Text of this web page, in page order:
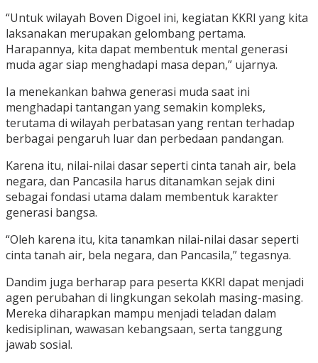
“Untuk wilayah Boven Digoel ini, kegiatan KKRI yang kita
laksanakan merupakan gelombang pertama.
Harapannya, kita dapat membentuk mental generasi
muda agar siap menghadapi masa depan,” ujarnya.
Ia menekankan bahwa generasi muda saat ini
menghadapi tantangan yang semakin kompleks,
terutama di wilayah perbatasan yang rentan terhadap
berbagai pengaruh luar dan perbedaan pandangan.
Karena itu, nilai-nilai dasar seperti cinta tanah air, bela
negara, dan Pancasila harus ditanamkan sejak dini
sebagai fondasi utama dalam membentuk karakter
generasi bangsa.
“Oleh karena itu, kita tanamkan nilai-nilai dasar seperti
cinta tanah air, bela negara, dan Pancasila,” tegasnya.
Dandim juga berharap para peserta KKRI dapat menjadi
agen perubahan di lingkungan sekolah masing-masing.
Mereka diharapkan mampu menjadi teladan dalam
kedisiplinan, wawasan kebangsaan, serta tanggung
jawab sosial.